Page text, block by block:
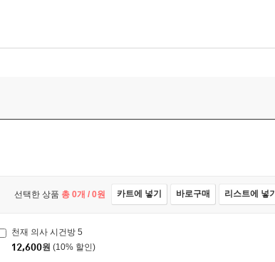
선택한 상품 총 0개 / 0원 카트에 넣기 바로구매 리스트에 넣기
천재 의사 시건방 5
12,600원 (10% 할인)